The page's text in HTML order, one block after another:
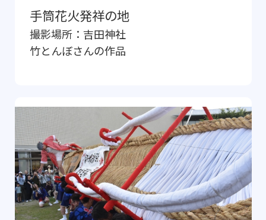
手筒花火発祥の地
撮影場所： 吉田神社
竹とんぼさんの作品